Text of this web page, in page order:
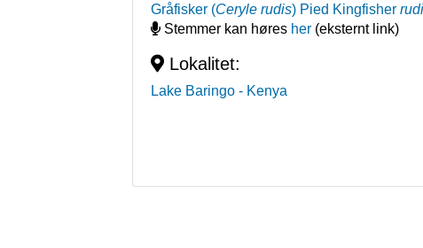
Gråfisker (Ceryle rudis) Pied Kingfisher
Stemmer kan høres her (eksternt link)
Lokalitet:
Lake Baringo - Kenya